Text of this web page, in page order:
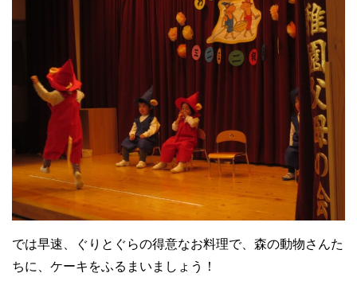
では早速、ぐりとぐらの得意なお料理で、森の動物さんた
ちに、ケーキをふるまいましょう！